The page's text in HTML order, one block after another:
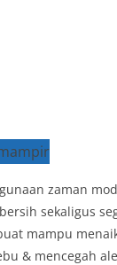
zaman
sekaligus
mampu
& mencegah